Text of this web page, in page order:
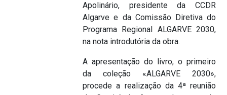
Apolinário, presidente da CCDR
Algarve e da Comissão Diretiva do
Programa Regional ALGARVE 2030,
na nota introdutória da obra.
A apresentação do livro, o primeiro
da coleção «ALGARVE 2030»,
procede a realização da 4ª reunião